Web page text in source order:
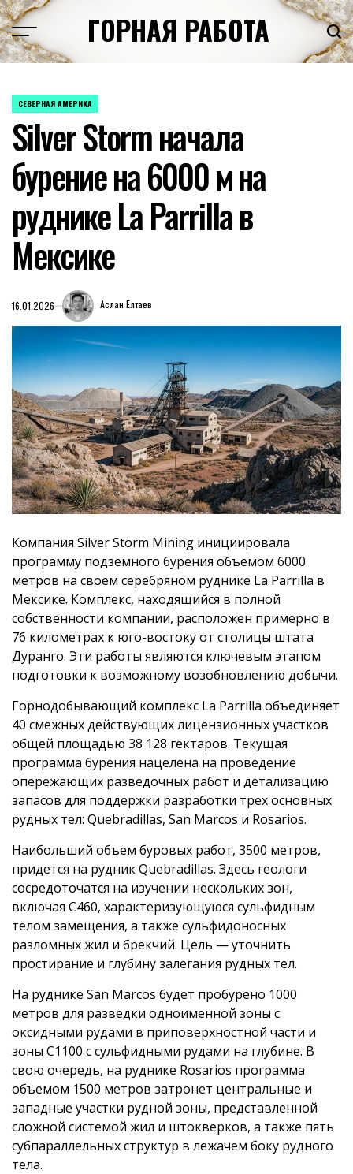
Перейти
к
содержимому
ГОРНАЯ РАБОТА
ОПУБЛИКОВАНО
СЕВЕРНАЯ АМЕРИКА
Silver Storm начала
бурение на 6000 м на
руднике La Parrilla в
Мексике
16.01.2026 Аслан Елтаев
Компания Silver Storm Mining инициировала
программу подземного бурения объемом 6000
метров на своем серебряном руднике La Parrilla в
Мексике. Комплекс, находящийся в полной
собственности компании, расположен примерно в
76 километрах к юго-востоку от столицы штата
Дуранго. Эти работы являются ключевым этапом
подготовки к возможному возобновлению добычи.
Горнодобывающий комплекс La Parrilla объединяет
40 смежных действующих лицензионных участков
общей площадью 38 128 гектаров. Текущая
программа бурения нацелена на проведение
опережающих разведочных работ и детализацию
запасов для поддержки разработки трех основных
рудных тел: Quebradillas, San Marcos и Rosarios.
Наибольший объем буровых работ, 3500 метров,
придется на рудник Quebradillas. Здесь геологи
сосредоточатся на изучении нескольких зон,
включая C460, характеризующуюся сульфидным
телом замещения, а также сульфидоносных
разломных жил и брекчий. Цель — уточнить
простирание и глубину залегания рудных тел.
На руднике San Marcos будет пробурено 1000
метров для разведки одноименной зоны с
оксидными рудами в приповерхностной части и
зоны C1100 с сульфидными рудами на глубине. В
свою очередь, на руднике Rosarios программа
объемом 1500 метров затронет центральные и
западные участки рудной зоны, представленной
сложной системой жил и штокверков, а также пять
субпараллельных структур в лежачем боку рудного
тела.